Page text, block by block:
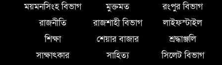
ময়মনসিংহ বিভাগ
মুক্তমত
রংপুর বিভাগ
রাজনীতি
রাজশাহী বিভাগ
লাইফস্টাইল
শিক্ষা
শেয়ার বাজার
শ্রদ্ধাঞ্জলি
সাক্ষাৎকার
সাহিত্য
সিলেট বিভাগ